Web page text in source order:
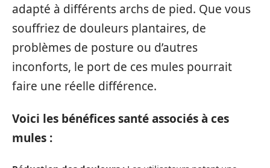
adapté à différents archs de pied. Que vous
souffriez de douleurs plantaires, de
problèmes de posture ou d’autres
inconforts, le port de ces mules pourrait
faire une réelle différence.
Voici les bénéfices santé associés à ces
mules :